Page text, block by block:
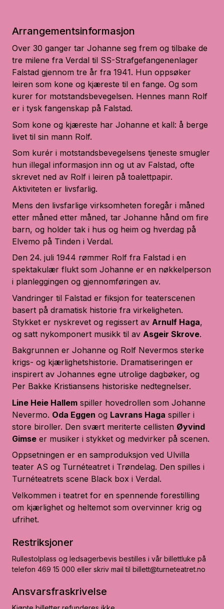
Arrangementsinformasjon
Over 30 ganger tar Johanne seg frem og tilbake de
tre milene fra Verdal til SS-Strafgefangenenlager
Falstad gjennom tre år fra 1941. Hun oppsøker
leiren som kone og kjæreste til en fange. Og som
kurer for motstandsbevegelsen. Hennes mann Rolf
er i tysk fangenskap på Falstad.
Som kone og kjæreste har Johanne et kall: å berge
livet til sin mann Rolf.
Som kurér i motstandsbevegelsens tjeneste smugler
hun illegal informasjon inn og ut av Falstad, ofte
skrevet ned av Rolf i leiren på toalettpapir.
Aktiviteten er livsfarlig.
Mens den livsfarlige virksomheten foregår i måned
etter måned etter måned, tar Johanne hånd om fire
barn, og holder tak i hus og heim og hverdag på
Elvemo på Tinden i Verdal.
Den 24. juli 1944 rømmer Rolf fra Falstad i en
spektakulær flukt som Johanne er en nøkkelperson
i planleggingen og gjennomføringen av.
Vandringer til Falstad er fiksjon for teaterscenen
basert på dramatisk historie fra virkeligheten.
Stykket er nyskrevet og regissert av Arnulf Haga,
og satt nykomponert musikk til av Asgeir Skrove.
Bakgrunnen er Johanne og Rolf Nevermos sterke
krigs- og kjærlighetshistorie. Dramatiseringen er
inspirert av Johannes egne utrolige dagbøker, og
Per Bakke Kristiansens historiske nedtegnelser.
Line Heie Hallem spiller hovedrollen som Johanne
Nevermo. Oda Eggen og Lavrans Haga spiller i
store biroller. Den svært meriterte cellisten Øyvind
Gimse er musiker i stykket og medvirker på scenen.
Oppsetningen er en samproduksjon ved Ulvilla
teater AS og Turnéteatret i Trøndelag. Den spilles i
Turnéteatrets scene Black box i Verdal.
Velkommen i teatret for en spennende forestilling
om kjærlighet og heltemot som overvinner krig og
ufrihet.
Restriksjoner
Rullestolplass og ledsagerbevis bestilles i vår billettluke på
telefon 469 15 000 eller skriv mail til billett@turneteatret.no
Ansvarsfraskrivelse